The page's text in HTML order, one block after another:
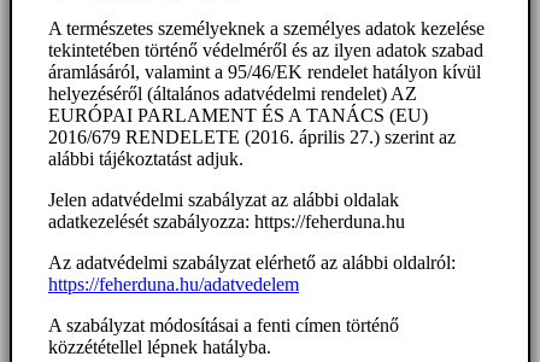
A természetes személyeknek a személyes adatok kezelése
tekintetében történő védelméről és az ilyen adatok szabad
áramlásáról, valamint a 95/46/EK rendelet hatályon kívül
helyezéséről (általános adatvédelmi rendelet) AZ
EURÓPAI PARLAMENT ÉS A TANÁCS (EU)
2016/679 RENDELETE (2016. április 27.) szerint az
alábbi tájékoztatást adjuk.
Jelen adatvédelmi szabályzat az alábbi oldalak
adatkezelését szabályozza: https://feherduna.hu
Az adatvédelmi szabályzat elérhető az alábbi oldalról:
https://feherduna.hu/adatvedelem
A szabályzat módosításai a fenti címen történő
közzététellel lépnek hatályba.